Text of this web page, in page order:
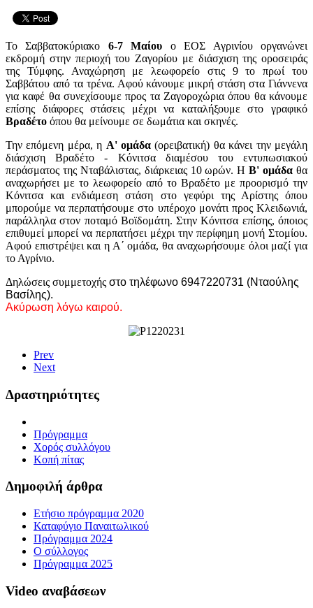
Το Σαββατοκύριακο 6-7 Μαίου ο ΕΟΣ Αγρινίου οργανώνει
εκδρομή στην περιοχή του Ζαγορίου με διάσχιση της οροσειράς
της Τύμφης. Αναχώρηση με λεωφορείο στις 9 το πρωί του
Σαββάτου από τα τρένα. Αφού κάνουμε μικρή στάση στα Γιάννενα
για καφέ θα συνεχίσουμε προς τα Ζαγοροχώρια όπου θα κάνουμε
επίσης διάφορες στάσεις μέχρι να καταλήξουμε στο γραφικό
Βραδέτο όπου θα μείνουμε σε δωμάτια και σκηνές.
Την επόμενη μέρα, η Α' ομάδα (ορειβατική) θα κάνει την μεγάλη
διάσχιση Βραδέτο - Κόνιτσα διαμέσου του εντυπωσιακού
περάσματος της Νταβάλιστας, διάρκειας 10 ωρών. ΗΒ' ομάδα θα
αναχωρήσει με το λεωφορείο από το Βραδέτο με προορισμό την
Κόνιτσα και ενδιάμεση στάση στο γεφύρι της Αρίστης όπου
μπορούμε να περπατήσουμε στο υπέροχο μονάτι προς Κλειδωνιά,
παράλληλα στον ποταμό Βοϊδομάτη. Στην Κόνιτσα επίσης, όποιος
επιθυμεί μπορεί να περπατήσει μέχρι την περίφημη μονή Στομίου.
Αφού επιστρέψει και η Α΄ ομάδα, θα αναχωρήσουμε όλοι μαζί για
το Αγρίνιο.
Δηλώσεις συμμετοχής στο τηλέφωνο 6947220731 (Νταούλης
Βασίλης).
Ακύρωση λόγω καιρού.
Prev
Next
Δραστηριότητες
Πρόγραμμα
Χορός συλλόγου
Κοπή πίτας
Δημοφιλή άρθρα
Ετήσιο πρόγραμμα 2020
Καταφύγιο Παναιτωλικού
Πρόγραμμα 2024
Ο σύλλογος
Πρόγραμμα 2025
Video αναβάσεων